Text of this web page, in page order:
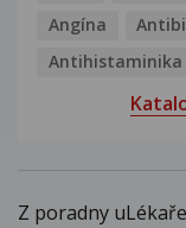
Angína
Antihistaminika
Z poradny